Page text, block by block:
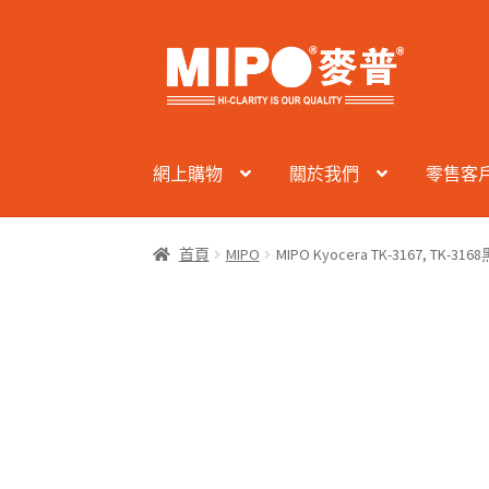
Skip
to
navigation
Skip
to
content
網上購物 關於我們 零售客
首頁 MIPO MIPO Kyocera TK-3167, TK-